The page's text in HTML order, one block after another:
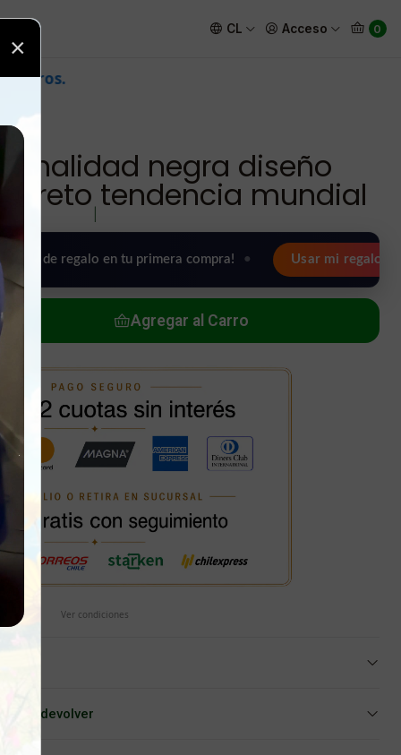
×
CL Acceso 0
y discreto tendencia mundial
negra diseño
tendencia mundial
en tu primera compra! • Usar mi regalo ahora 🖤
Agregar al Carro
Ver condiciones
o devolver